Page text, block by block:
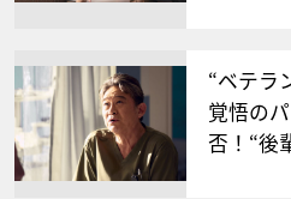
“ベテラ
覚悟の
否！“後